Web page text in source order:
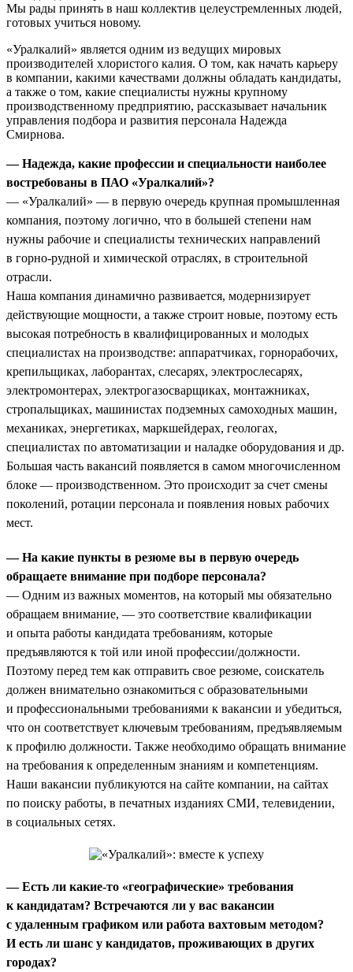
Мы рады принять в наш коллектив целеустремленных людей,
готовых учиться новому.
«Уралкалий» является одним из ведущих мировых
производителей хлористого калия. О том, как начать карьеру
в компании, какими качествами должны обладать кандидаты,
а также о том, какие специалисты нужны крупному
производственному предприятию, рассказывает начальник
управления подбора и развития персонала Надежда
Смирнова.
— Надежда, какие профессии и специальности наиболее
востребованы в ПАО «Уралкалий»?
— «Уралкалий» — в первую очередь крупная промышленная
компания, поэтому логично, что в большей степени нам
нужны рабочие и специалисты технических направлений
в горно-рудной и химической отраслях, в строительной
отрасли.
Наша компания динамично развивается, модернизирует
действующие мощности, а также строит новые, поэтому есть
высокая потребность в квалифицированных и молодых
специалистах на производстве: аппаратчиках, горнорабочих,
крепильщиках, лаборантах, слесарях, электрослесарях,
электромонтерах, электрогазосварщиках, монтажниках,
стропальщиках, машинистах подземных самоходных машин,
механиках, энергетиках, маркшейдерах, геологах,
специалистах по автоматизации и наладке оборудования и др.
Большая часть вакансий появляется в самом многочисленном
блоке — производственном. Это происходит за счет смены
поколений, ротации персонала и появления новых рабочих
мест.
— На какие пункты в резюме вы в первую очередь
обращаете внимание при подборе персонала?
— Одним из важных моментов, на который мы обязательно
обращаем внимание, — это соответствие квалификации
и опыта работы кандидата требованиям, которые
предъявляются к той или иной профессии/должности.
Поэтому перед тем как отправить свое резюме, соискатель
должен внимательно ознакомиться с образовательными
и профессиональными требованиями к вакансии и убедиться,
что он соответствует ключевым требованиям, предъявляемым
к профилю должности. Также необходимо обращать внимание
на требования к определенным знаниям и компетенциям.
Наши вакансии публикуются на сайте компании, на сайтах
по поиску работы, в печатных изданиях СМИ, телевидении,
в социальных сетях.
— Есть ли какие-то «географические» требования
к кандидатам? Встречаются ли у вас вакансии
с удаленным графиком или работа вахтовым методом?
И есть ли шанс у кандидатов, проживающих в других
городах?